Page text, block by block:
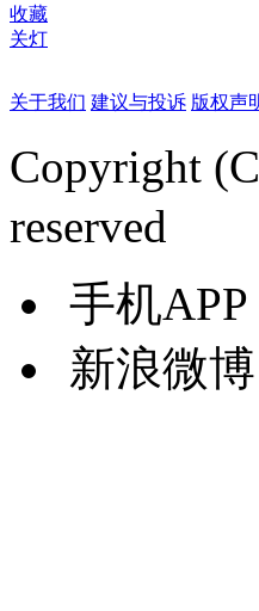
收藏
关灯
关于我们 建议与投诉 版权声
Copyright
reserved
手机APP
新浪微博